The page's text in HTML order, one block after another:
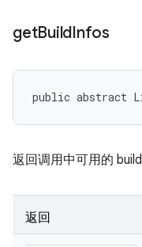
getBuildInfos
public abstract
返回调用中可用的 build
返回